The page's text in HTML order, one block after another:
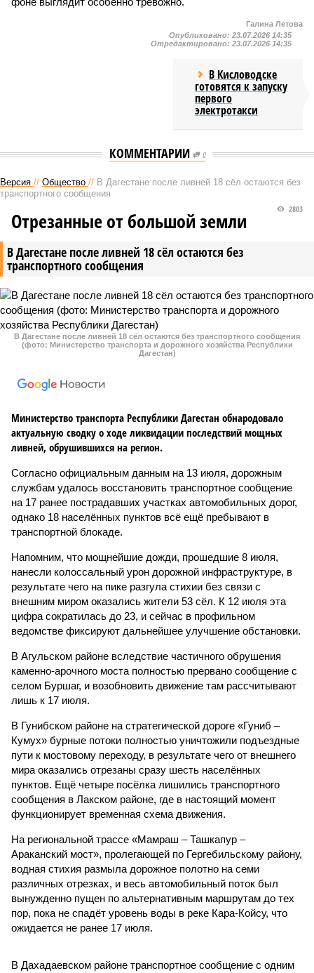
Галина Летова
Опубликовано: 23.07.2026 14:35
Отредактировано: 23.07.2026 14:35
В Кисловодске
готовятся к запуску
первого
электротакси
КОММЕНТАРИИ 0
Версия // Общество // В Дагестане после ливней 18 сёл остаются без
транспортного сообщения
В Дагестане после ливней 18 сёл остаются без
транспортного сообщения
2803
Отрезанные от большой земли
В Дагестане после ливней 18 сёл остаются без транспортного сообщения
(фото: Министерство транспорта и дорожного хозяйства Республики
Дагестан)
Министерство транспорта Республики Дагестан обнародовало
актуальную сводку о ходе ликвидации последствий мощных
ливней, обрушившихся на регион.
Согласно официальным данным на 13 июля, дорожным
службам удалось восстановить транспортное сообщение
на 17 ранее пострадавших участках автомобильных дорог,
однако 18 населённых пунктов всё ещё пребывают в
транспортной блокаде.
Напомним, что мощнейшие дожди, прошедшие 8 июля,
нанесли колоссальный урон дорожной инфраструктуре, в
результате чего на пике разгула стихии без связи с
внешним миром оказались жители 53 сёл. К 12 июля эта
цифра сократилась до 23, и сейчас в профильном
ведомстве фиксируют дальнейшее улучшение обстановки.
В Агульском районе вследствие частичного обрушения
каменно-арочного моста полностью прервано сообщение с
селом Буршаг, и возобновить движение там рассчитывают
лишь к 17 июля.
В Гунибском районе на стратегической дороге «Гуниб –
Кумух» бурные потоки полностью уничтожили подъездные
пути к мостовому переходу, в результате чего от внешнего
мира оказались отрезаны сразу шесть населённых
пунктов. Ещё четыре посёлка лишились транспортного
сообщения в Лакском районе, где в настоящий момент
функционирует временная схема движения.
На региональной трассе «Мамраш – Ташкапур –
Араканский мост», пролегающей по Гергебильскому району,
водная стихия размыла дорожное полотно на семи
различных отрезках, и весь автомобильный поток был
вынужденно пущен по альтернативным маршрутам до тех
пор, пока не спадёт уровень воды в реке Кара-Койсу, что
ожидается не ранее 17 июля.
В Дахадаевском районе транспортное сообщение с одним